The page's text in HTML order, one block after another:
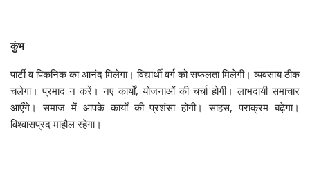
कुंभ
पार्टी व पिकनिक का आनंद मिलेगा। विद्यार्थी वर्ग को सफलता मिलेगी। व्यवसाय ठीक
चलेगा। प्रमाद न करें। नए कार्यों, योजनाओं की चर्चा होगी। लाभदायी समाचार
आएँगे। समाज में आपके कार्यों की प्रशंसा होगी। साहस, पराक्रम बढ़ेगा।
विश्वासप्रद माहौल रहेगा।